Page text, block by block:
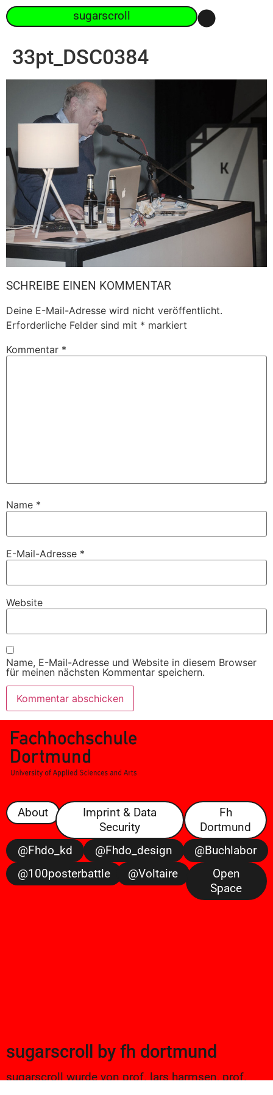
sugarscroll
33pt_DSC0384
SCHREIBE EINEN KOMMENTAR
Deine E-Mail-Adresse wird nicht veröffentlicht.
Erforderliche Felder sind mit * markiert
Kommentar *
Name *
E-Mail-Adresse *
Website
Name, E-Mail-Adresse und Website in diesem Browser
für meinen nächsten Kommentar speichern.
About
Imprint & Data
Security
Fh
Dortmund
@fhdo_kd
@fhdo_design
@buchlabor
@100posterbattle
@voltaire
Open
Space
sugarscroll by fh dortmund
sugarscroll wurde von prof. lars harmsen, prof.